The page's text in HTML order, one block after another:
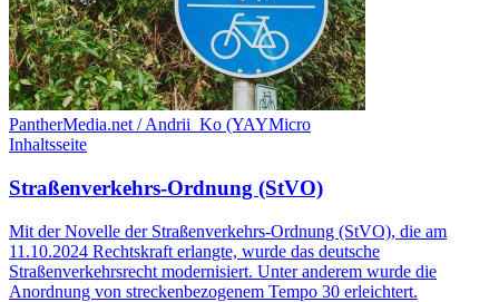
PantherMedia.net / Andrii_Ko (YAYMicro
Inhaltsseite
Straßenverkehrs-Ordnung (StVO)
Mit der Novelle der Straßenverkehrs-Ordnung (StVO), die am
11.10.2024 Rechtskraft erlangte, wurde das deutsche
Straßenverkehrsrecht modernisiert. Unter anderem wurde die
Anordnung von streckenbezogenem Tempo 30 erleichtert.